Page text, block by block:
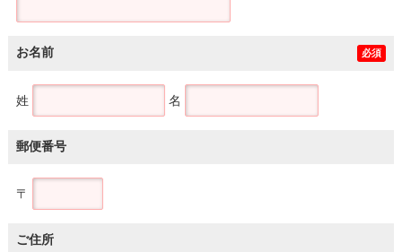
お名前 必須
姓 名
郵便番号
〒
ご住所